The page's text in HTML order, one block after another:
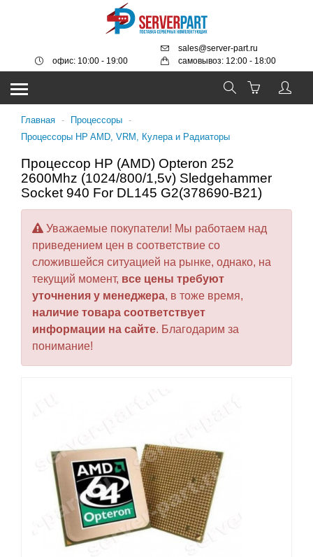
sales@server-part.ru
самовывоз: 12:00 - 18:00
офис: 10:00 - 19:00
Главная - Процессоры -
Процессоры HP AMD, VRM, Кулера и Радиаторы
Процессор HP (AMD) Opteron 252
2600Mhz (1024/800/1,5v) Sledgehammer
Socket 940 For DL145 G2(378690-B21)
Уважаемые покупатели! Мы работаем над
приведением цен в соответствие со
сложившейся ситуацией на рынке, однако, на
текущий момент, все цены требуют
уточнения у менеджера, в тоже время,
наличие товара соответствует
информации на сайте. Благодарим за
понимание!